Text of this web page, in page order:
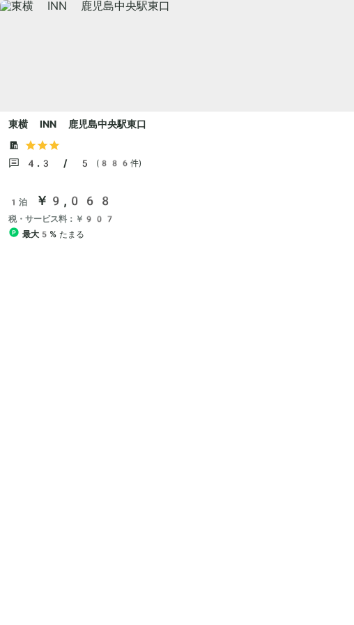
東横 INN 鹿児島中央駅東口
4.3 / 5 (886件)
1泊 ￥9,068
税・サービス料：￥907
最大5% たまる